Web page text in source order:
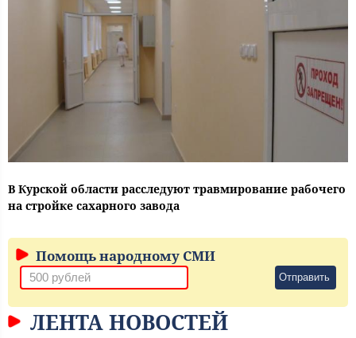
В Курской области расследуют травмирование рабочего
на стройке сахарного завода
Помощь народному СМИ
Отправить
ЛЕНТА НОВОСТЕЙ